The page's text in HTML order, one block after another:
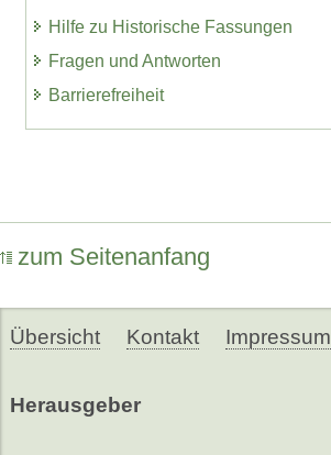
Hilfe zu Historische Fassungen
Fragen und Antworten
Barrierefreiheit
zum Seitenanfang
Übersicht Kontakt Impressum
Herausgeber